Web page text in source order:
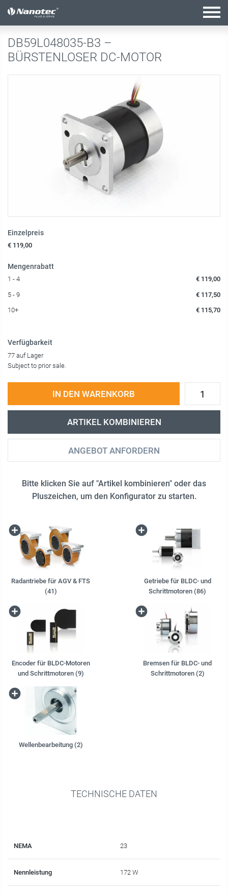
Aktive Kombination
DB59L048035-B3 –
BÜRSTENLOSER DC-MOTOR
Einzelpreis
€ 119,00
Mengenrabatt
1 - 4 € 119,00
5 - 9 € 117,50
10+ € 115,70
Verfügbarkeit
77 auf Lager
Subject to prior sale.
IN DEN WARENKORB
ARTIKEL KOMBINIEREN
ANGEBOT ANFORDERN
Bitte klicken Sie auf "Artikel kombinieren" oder das
Pluszeichen, um den Konfigurator zu starten.
Radantriebe für AGV & FTS
(41)
Getriebe für BLDC- und
Schrittmotoren (86)
Encoder für BLDC-Motoren
und Schrittmotoren (9)
Bremsen für BLDC- und
Schrittmotoren (2)
Wellenbearbeitung (2)
TECHNISCHE DATEN
NEMA 23
Nennleistung 172 W